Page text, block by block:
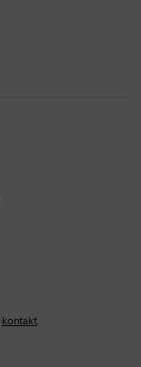
kontakt.